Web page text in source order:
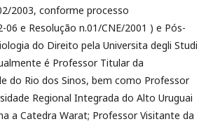
2003, conforme processo
06 e Resolução n.01/CNE/2001 ) e Pós-
do Direito pela Universita degli Studi
é Professor Titular da
do Rio dos Sinos, bem como Professor
Regional Integrada do Alto Uruguai
a Catedra Warat; Professor Visitante da